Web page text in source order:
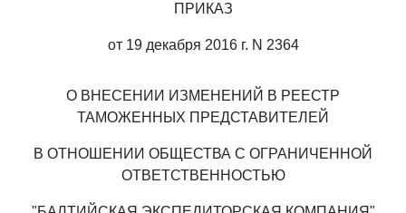
ПРИКАЗ
от 19 декабря 2016 г. N 2364
О ВНЕСЕНИИ ИЗМЕНЕНИЙ В РЕЕСТР
ТАМОЖЕННЫХ ПРЕДСТАВИТЕЛЕЙ
В ОТНОШЕНИИ ОБЩЕСТВА С ОГРАНИЧЕННОЙ
ОТВЕТСТВЕННОСТЬЮ